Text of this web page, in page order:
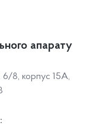
апарату
6/8, корпус 15А,